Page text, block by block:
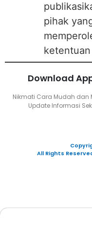
pihak
Download App
Nikmati Cara Mudah dan
Update Informasi
All Rights